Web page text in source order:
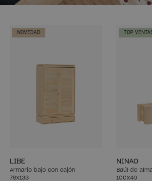
NOVEDAD
LIBE
Armario bajo con cajón
78x133
TOP
NINAO
Baúl de
100x40